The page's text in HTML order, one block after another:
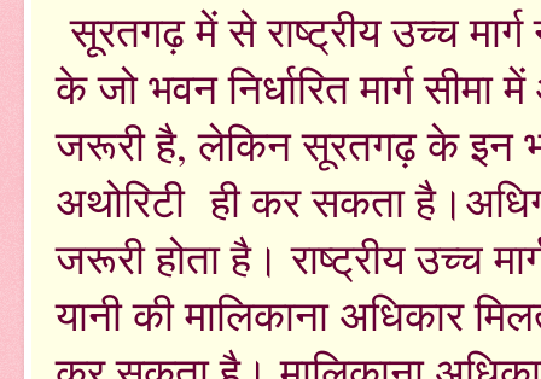
सूरतगढ़ में से राष्ट्रीय उच्च
के जो भवन निर्धारित मार्ग
जरूरी है, लेकिन सूरतगढ़ के इन
अथोरिटी ही कर सकता
जरूरी होता है। राष्ट्रीय उच्च
यानी की मालिकाना अधिकार